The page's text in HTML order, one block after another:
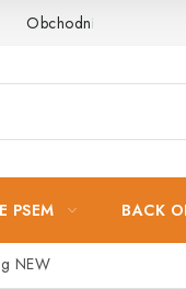
Obchodní podmínky
PSEM BACK
NEW